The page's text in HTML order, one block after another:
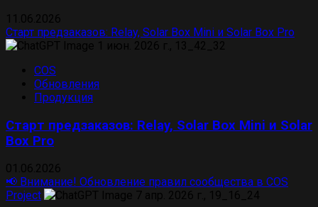
Старт предзаказов: Relay, Solar Box Mini и Solar Box Pro
COS
Обновления
Продукция
Старт предзаказов: Relay, Solar Box Mini и Solar
Box Pro
📢 Внимание! Обновление правил сообщества в COS
Project